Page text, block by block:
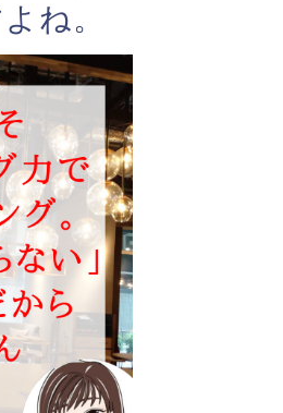
ね。